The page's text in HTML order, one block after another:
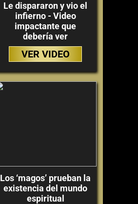
Le dispararon y vio el
infierno - Video
impactante que
debería ver
VER VIDEO
Los ‘magos’ prueban la
existencia del mundo
espiritual